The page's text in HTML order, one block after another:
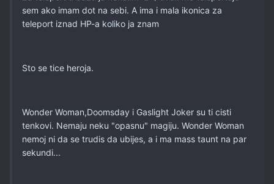
sem ako imam dot na sebi. A ima i mala ikonica za
teleport iznad HP-a koliko ja znam
Sto se tice heroja.
Wonder Woman,Doomsday i Gaslight Joker su ti cisti
tenkovi. Nemaju neku "opasnu" magiju. Wonder Woman
nemoj ni da se trudis da ubijes, a i ma mass taunt na par
sekundi...